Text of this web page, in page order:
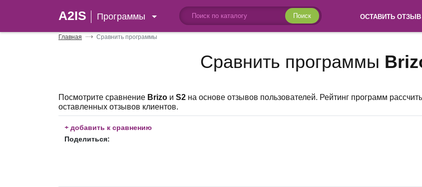
A2IS Программы ОСТАВИТЬ ОТЗЫВ
Поиск
Главная Сравнить программы
Сравнить программы
Посмотрите сравнение Brizo и S2 на основе отзывов пользователей. Рейтинг программ
оставленных отзывов клиентов.
+ добавить к сравнению
Поделиться: